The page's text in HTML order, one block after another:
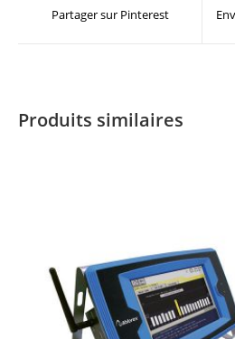
Partager sur Pinterest
Produits similaires